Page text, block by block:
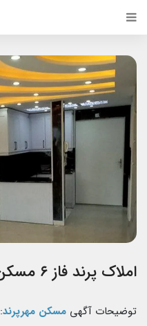
املاک پرند فاز ۶ مسکن مهر ریحانه
توضیحات آگهی مسکن مهرپرند: